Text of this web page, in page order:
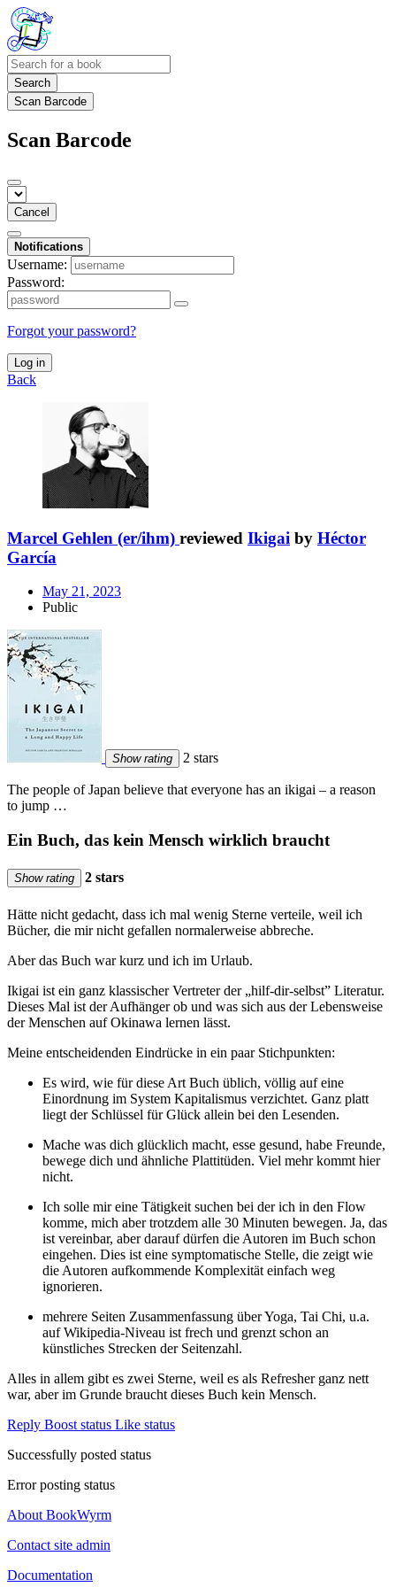
Search
Scan Barcode
Scan Barcode
Cancel
Notifications
Username:
Password:
Forgot your password?
Log in
Back
Marcel Gehlen (er/ihm) reviewed Ikigai by Héctor
García
May 21, 2023
Public
Show rating 2 stars
The people of Japan believe that everyone has an ikigai – a reason
to jump …
Ein Buch, das kein Mensch wirklich braucht
Show rating 2 stars
Hätte nicht gedacht, dass ich mal wenig Sterne verteile, weil ich
Bücher, die mir nicht gefallen normalerweise abbreche.
Aber das Buch war kurz und ich im Urlaub.
Ikigai ist ein ganz klassischer Vertreter der „hilf-dir-selbst” Literatur.
Dieses Mal ist der Aufhänger ob und was sich aus der Lebensweise
der Menschen auf Okinawa lernen lässt.
Meine entscheidenden Eindrücke in ein paar Stichpunkten:
Es wird, wie für diese Art Buch üblich, völlig auf eine
Einordnung im System Kapitalismus verzichtet. Ganz platt
liegt der Schlüssel für Glück allein bei den Lesenden.
Mache was dich glücklich macht, esse gesund, habe Freunde,
bewege dich und ähnliche Plattitüden. Viel mehr kommt hier
nicht.
Ich solle mir eine Tätigkeit suchen bei der ich in den Flow
komme, mich aber trotzdem alle 30 Minuten bewegen. Ja, das
ist vereinbar, aber darauf dürfen die Autoren im Buch schon
eingehen. Dies ist eine symptomatische Stelle, die zeigt wie
die Autoren aufkommende Komplexität einfach weg
ignorieren.
mehrere Seiten Zusammenfassung über Yoga, Tai Chi, u.a.
auf Wikipedia-Niveau ist frech und grenzt schon an
künstliches Strecken der Seitenzahl.
Alles in allem gibt es zwei Sterne, weil es als Refresher ganz nett
war, aber im Grunde braucht dieses Buch kein Mensch.
Reply Boost status Like status
Successfully posted status
Error posting status
About BookWyrm
Contact site admin
Documentation